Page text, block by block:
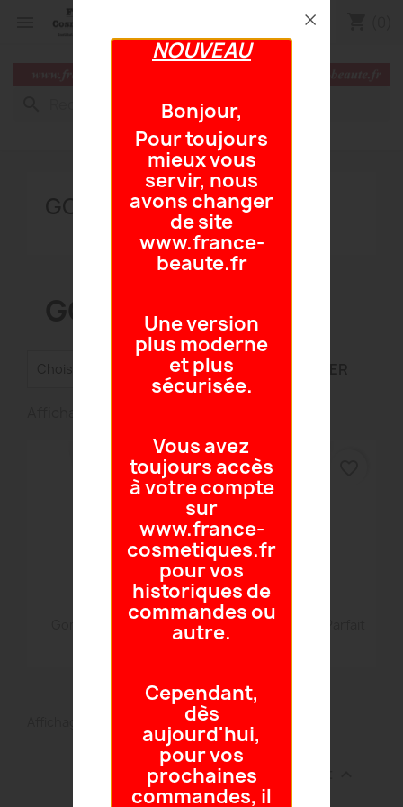

GOMMAGES
GOMMAGES

Aperçu rapide
Gommage Biologic
favorite_border
Aperçu rapide
Gommage Éclat Parfait
Affichage 1-2 de 2 article(s)
Retour en haut
NOUVEAU
Bonjour,
Pour toujours
mieux vous
servir, nous
avons changer
de site
www.france-
beaute.fr
Une version
plus moderne
et plus
sécurisée.
Vous avez
toujours accès
à votre compte
sur
www.france-
cosmetiques.fr
pour vos
historiques de
commandes ou
autre.
Cependant,
dès
aujourd'hui,
pour vos
prochaines
commandes, il